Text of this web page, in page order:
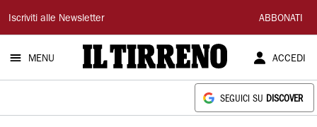
Il
Tirreno
Iscriviti alle Newsletter ABBONATI
MENU ACCEDI
SEGUICI SU DISCOVER